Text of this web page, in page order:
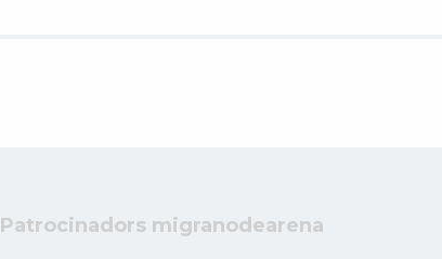
Patrocinadors migranodearena